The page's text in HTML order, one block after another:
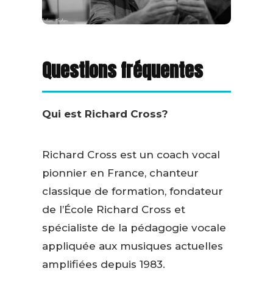
Questions fréquentes
Qui est Richard Cross?
Richard Cross est un coach vocal
pionnier en France, chanteur
classique de formation, fondateur
de l’École Richard Cross et
spécialiste de la pédagogie vocale
appliquée aux musiques actuelles
amplifiées depuis 1983.